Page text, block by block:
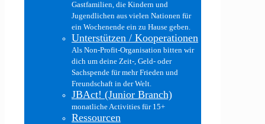
Gastfamilien, die Kindern und
Jugendlichen aus vielen Nationen für
ein Wochenende ein zu Hause geben.
Unterstützen / Kooperationen
Als Non-Profit-Organisation bitten wir
dich um deine Zeit-, Geld- oder
Sachspende für mehr Frieden und
Freundschaft in der Welt.
JBAct! (Junior Branch)
monatliche Activities für 15+
Ressourcen